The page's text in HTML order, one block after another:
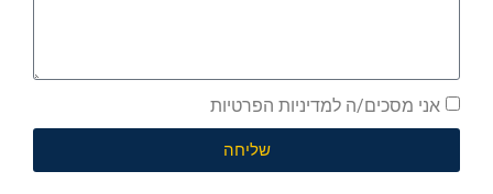
אני מסכים/ה למדיניות הפרטיות
שליחה